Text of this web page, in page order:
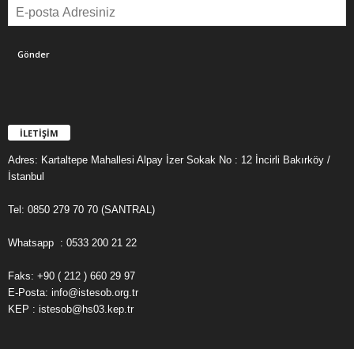
İLETİŞİM
Adres: Kartaltepe Mahallesi Alpay İzer Sokak No : 12 İncirli Bakırköy /
İstanbul
Tel: 0850 279 70 70 (SANTRAL)
Whatsapp : 0533 200 21 22
Faks: +90 ( 212 ) 660 29 97
E-Posta: info@istesob.org.tr
KEP : istesob@hs03.kep.tr